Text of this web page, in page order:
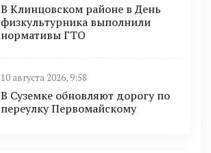
В Клинцовском районе в День
физкультурника выполнили
нормативы ГТО
10 августа 2026, 9:58
В Суземке обновляют дорогу по
переулку Первомайскому